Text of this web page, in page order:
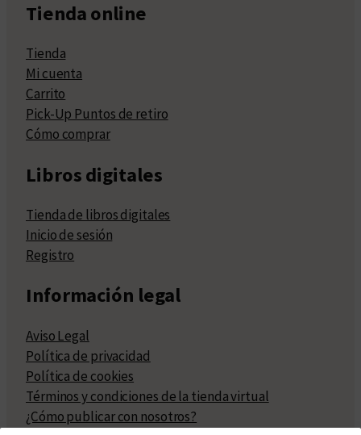
Tienda online
Tienda
Mi cuenta
Carrito
Pick-Up Puntos de retiro
Cómo comprar
Libros digitales
Tienda de libros digitales
Inicio de sesión
Registro
Información legal
Aviso Legal
Política de privacidad
Política de cookies
Términos y condiciones de la tienda virtual
¿Cómo publicar con nosotros?